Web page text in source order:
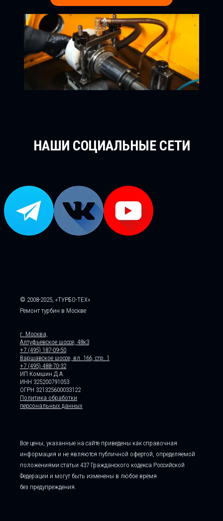
НАШИ СОЦИАЛЬНЫЕ СЕТИ
© 2008-2025, «ТУРБО-ТЕХ»
Ремонт турбин в Москве
г. Москва,
Алтуфьевское шоссе, 48к3
+7 (495) 187-09-50
Варшавское шоссе, вл. 166, стр. 1
+7 (495) 488-70-32
ИП Комшин Д.А.
ИНН 325200791053
ОГРН 321325600033122
Политика обработки
персональных данных
Все цены, указанные на сайте приведены как справочная
информация и не являются публичной офертой, определяемой
положениями статьи 437 Гражданского кодекса Российской
Федерации и могут быть изменены в любое время
без предупреждения.